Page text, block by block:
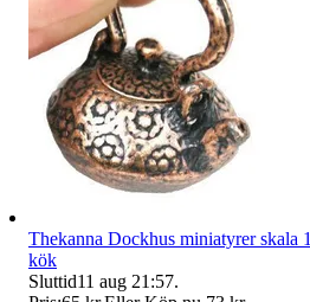
Thekanna Dockhus miniatyrer skala
kök
Sluttid11 aug 21:57.